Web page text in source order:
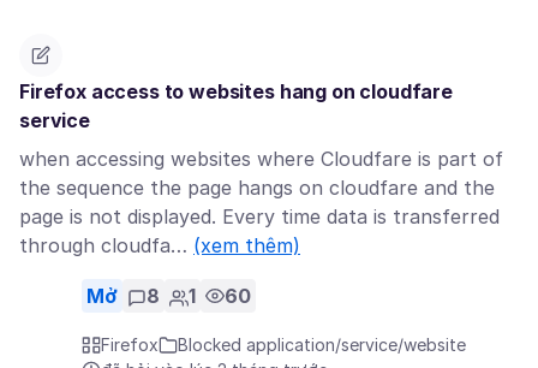
Firefox access to websites hang on cloudfare
service
when accessing websites where Cloudfare is part of
the sequence the page hangs on cloudfare and the
page is not displayed. Every time data is transferred
through cloudfa… (xem thêm)
Mở 8 1 60
Firefox
Blocked application/service/website